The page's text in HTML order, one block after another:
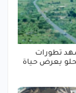
تطورات
يعرض حياة